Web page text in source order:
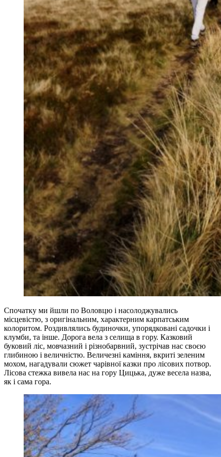
Спочатку ми йшли по Воловцю і насолоджувались
місцевістю, з оригінальним, характерним карпатським
колоритом. Роздивлялись будиночки, упорядковані садочки і
клумби, та інше. Дорога вела з селища в гору. Казковий
буковий ліс, мовчазний і різнобарвний, зустрічав нас своєю
глибиною і величністю. Величезні каміння, вкриті зеленим
мохом, нагадували сюжет чарівної казки про лісових потвор.
Лісова стежка вивела нас на гору Цицька, дуже весела назва,
як і сама гора.